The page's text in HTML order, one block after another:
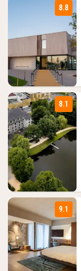
8.8
8.1
9.1